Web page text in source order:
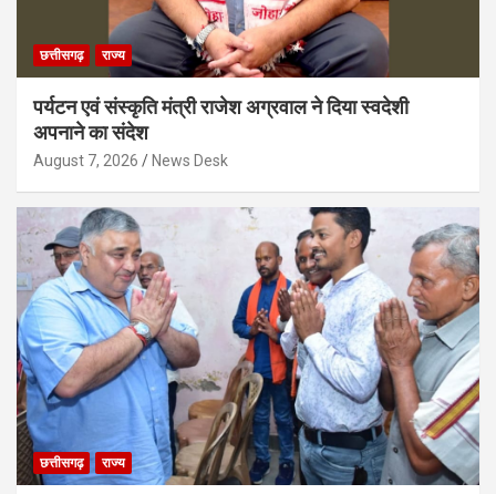
छत्तीसगढ़ राज्य
पर्यटन एवं संस्कृति मंत्री राजेश अग्रवाल ने दिया स्वदेशी
अपनाने का संदेश
August 7, 2026 News Desk
छत्तीसगढ़ राज्य